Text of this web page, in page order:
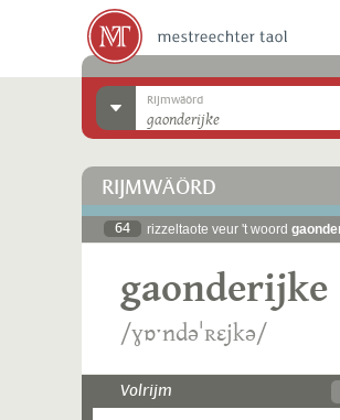
Rijmwäörd
RIJMWÄÖRD
64 rizzeltaote veur 't woord
gaonderijke
/ɣɒˑndəˈʀɛjkə/
Volrijm